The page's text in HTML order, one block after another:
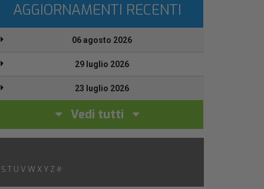
AGGIORNAMENTI RECENTI
06 agosto 2026
29 luglio 2026
23 luglio 2026
Vedi tutti
S T U V W X Y Z #